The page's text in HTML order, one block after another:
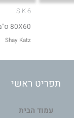
S.K 6
80X60 ס"מ
Shay Katz
תפריט ראשי
עמוד הבית